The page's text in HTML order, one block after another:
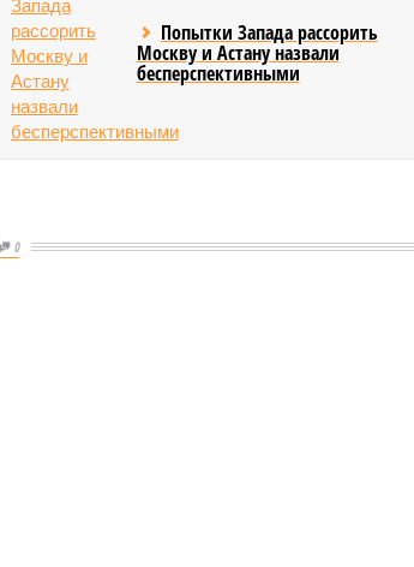
Попытки Запада рассорить
Москву и Астану назвали
бесперспективными
0